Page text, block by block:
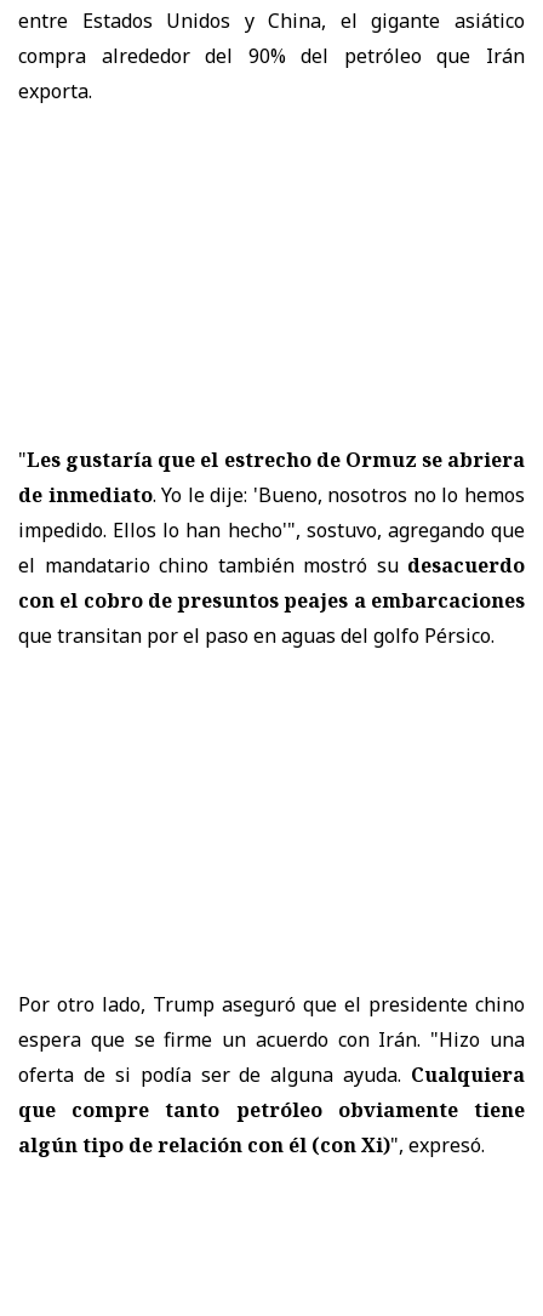
entre Estados Unidos y China, el gigante asiático
compra alrededor del 90% del petróleo que Irán
exporta.
"Les gustaría que el estrecho de Ormuz se abriera
de inmediato. Yo le dije: 'Bueno, nosotros no lo hemos
impedido. Ellos lo han hecho'", sostuvo, agregando que
el mandatario chino también mostró sudesacuerdo
con el cobro de presuntos peajes a embarcaciones
que transitan por el paso en aguas del golfo Pérsico.
Por otro lado, Trump aseguró que el presidente chino
espera que se firme un acuerdo con Irán. "Hizo una
oferta de si podía ser de alguna ayuda. Cualquiera
que compre tanto petróleo obviamente tiene
algún tipo de relación con él (con Xi)", expresó.